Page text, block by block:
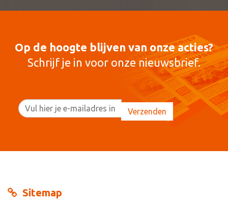
Op de hoogte blijven van onze acties?
Schrijf je in voor onze nieuwsbrief.
Sitemap